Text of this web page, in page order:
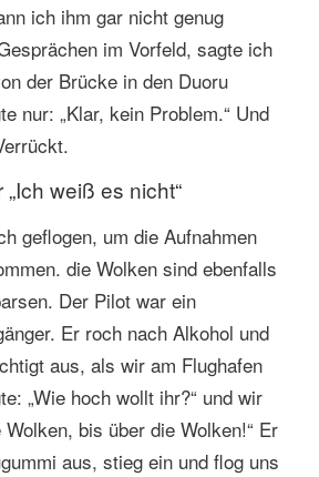
ich ihm gar nicht genug
im Vorfeld, sagte ich
der Brücke in den Duoru
nur: „Klar, kein Problem.“ Und
weiß es nicht“
geflogen, um die Aufnahmen
die Wolken sind ebenfalls
Der Pilot war ein
Er roch nach Alkohol und
aus, als wir am Flughafen
„Wie hoch wollt ihr?“ und wir
bis über die Wolken!“ Er
aus, stieg ein und flog uns